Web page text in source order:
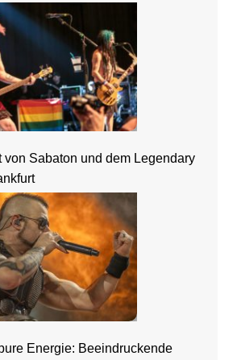
von Sabaton und dem Legendary
Energie: Beeindruckende